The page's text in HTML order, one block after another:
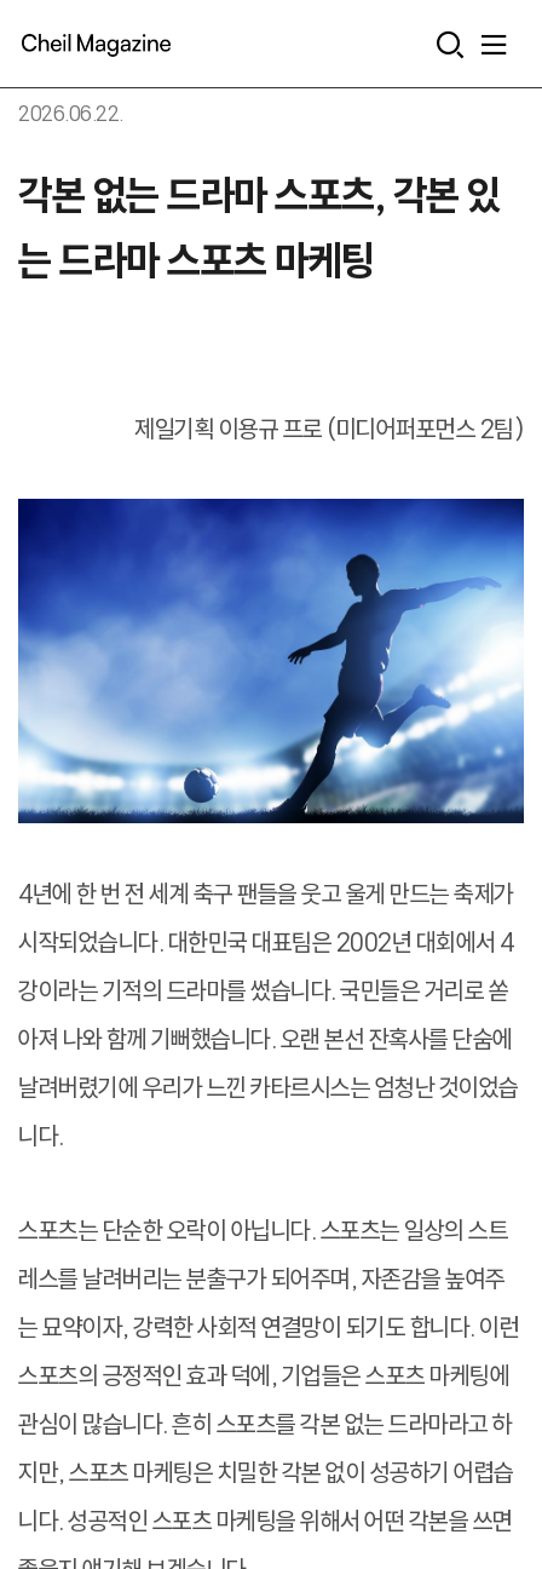
2026.06.22.
각본 없는 드라마 스포츠, 각본 있
는 드라마 스포츠 마케팅
제일기획 이용규 프로 (미디어퍼포먼스 2팀)
4년에 한 번 전 세계 축구 팬들을 웃고 울게 만드는 축제가
시작되었습니다. 대한민국 대표팀은 2002년 대회에서 4
강이라는 기적의 드라마를 썼습니다. 국민들은 거리로 쏟
아져 나와 함께 기뻐했습니다. 오랜 본선 잔혹사를 단숨에
날려버렸기에 우리가 느낀 카타르시스는 엄청난 것이었습
니다.
스포츠는 단순한 오락이 아닙니다. 스포츠는 일상의 스트
레스를 날려버리는 분출구가 되어주며, 자존감을 높여주
는 묘약이자, 강력한 사회적 연결망이 되기도 합니다. 이런
스포츠의 긍정적인 효과 덕에, 기업들은 스포츠 마케팅에
관심이 많습니다. 흔히 스포츠를 각본 없는 드라마라고 하
지만, 스포츠 마케팅은 치밀한 각본 없이 성공하기 어렵습
니다. 성공적인 스포츠 마케팅을 위해서 어떤 각본을 쓰면